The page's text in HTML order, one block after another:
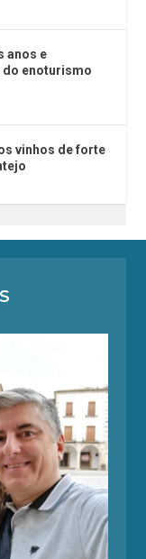
anos e
do enoturismo
vinhos de forte